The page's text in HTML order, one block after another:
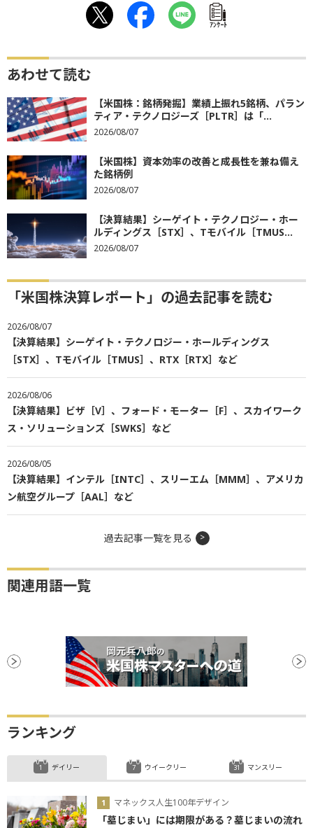
ｱﾝｹｰﾄ
あわせて読む
【米国株：銘柄発掘】業績上振れ5銘柄、パラン
ティア・テクノロジーズ［PLTR］は「...
2026/08/07
【米国株】資本効率の改善と成長性を兼ね備え
た銘柄例
2026/08/07
【決算結果】シーゲイト・テクノロジー・ホー
ルディングス［STX］、Tモバイル［TMUS...
2026/08/07
「米国株決算レポート」の過去記事を読む
2026/08/07
【決算結果】シーゲイト・テクノロジー・ホールディングス
［STX］、Tモバイル［TMUS］、RTX［RTX］など
2026/08/06
【決算結果】ビザ［V］、フォード・モーター［F］、スカイワーク
ス・ソリューションズ［SWKS］など
2026/08/05
【決算結果】インテル［INTC］、スリーエム［MMM］、アメリカ
ン航空グループ［AAL］など
過去記事一覧を見る
関連用語一覧
ランキング
デイリー
マネックス人生100年デザイン
「墓じまい」には期限がある？墓じまいの流れ
ウイークリー マンスリー